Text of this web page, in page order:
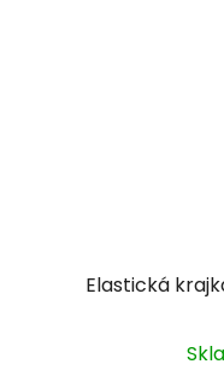
Elastická